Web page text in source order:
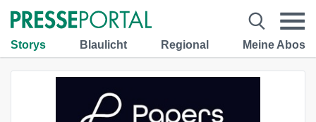
Storys Blaulicht Regional Meine Abos